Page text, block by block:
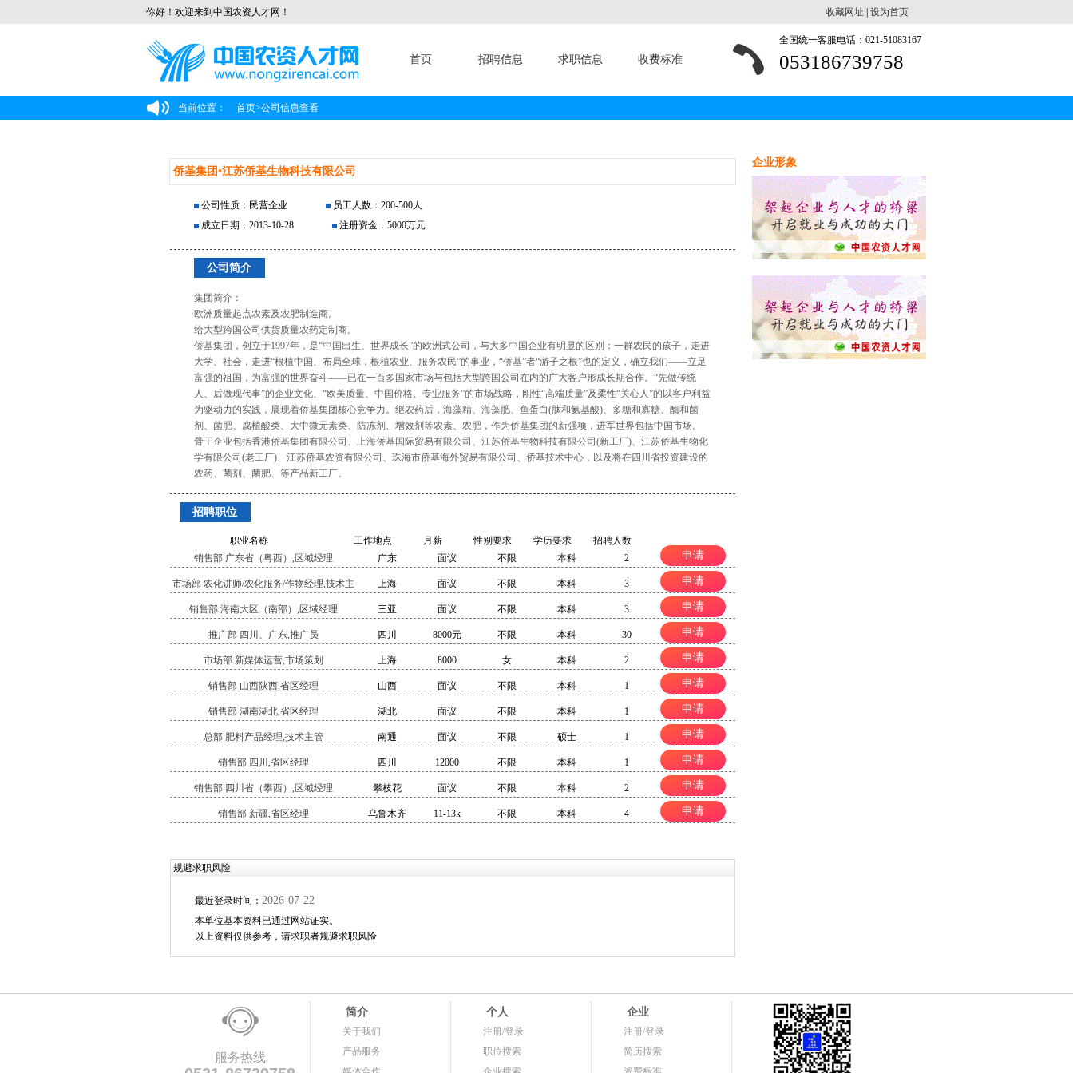
你好！欢迎来到中国农资人才网！ 收藏网址 设为首页
首页 招聘信息 求职信息 收费标准
全国统一客服电话：021-51083167
053186739758
当前位置： 首页>公司信息查看
侨基集团•江苏侨基生物科技有限公司
公司性质：民营企业
员工人数：200-500人
成立日期：2013-10-28
注册资金：5000万元
公司简介
集团简介：
欧洲质量起点农素及农肥制造商。
给大型跨国公司供货质量农药定制商。
侨基集团，创立于1997年，是“中国出生、世界成长”的欧洲式公司，与大多中国企业有明显的区别：一群农民的孩子，走进
大学、社会，走进“根植中国、布局全球，根植农业、服务农民”的事业，“侨基”者“游子之根”也的定义，确立我们——立足
富强的祖国，为富强的世界奋斗——已在一百多国家市场与包括大型跨国公司在内的广大客户形成长期合作。“先做传统
人、后做现代事”的企业文化、“欧美质量、中国价格、专业服务”的市场战略，刚性“高端质量”及柔性“关心人”的以客户利益
为驱动力的实践，展现着侨基集团核心竞争力。继农药后，海藻精、海藻肥、鱼蛋白(肽和氨基酸)、多糖和寡糖、酶和菌
剂、菌肥、腐植酸类、大中微元素类、防冻剂、增效剂等农素、农肥，作为侨基集团的新强项，进军世界包括中国市场。
骨干企业包括香港侨基集团有限公司、上海侨基国际贸易有限公司、江苏侨基生物科技有限公司(新工厂)、江苏侨基生物化
学有限公司(老工厂)、江苏侨基农资有限公司、珠海市侨基海外贸易有限公司、侨基技术中心，以及将在四川省投资建设的
农药、菌剂、菌肥、等产品新工厂。
招聘职位
职业名称 工作地点 月薪 性别要求 学历要求
招聘人数
销售部 广东省（粤西）,区域经理
广东 面议 不限 本科 2 申请
市场部 农化讲师/农化服务/作物经理,技术主
上海 面议 不限 本科 3 申请
销售部 海南大区（南部）,区域经理 三亚 面议 不限 本科 3 申请
推广部 四川、广东,推广员 四川 8000元 不限 本科 30 申请
市场部 新媒体运营,市场策划 上海 8000 女 本科 2 申请
销售部 山西陕西,省区经理 山西 面议 不限 本科 1 申请
销售部 湖南湖北,省区经理 湖北 面议 不限 本科 1 申请
总部 肥料产品经理,技术主管 南通 面议 不限 硕士 1 申请
销售部 四川,省区经理 四川 12000 不限 本科 1 申请
销售部 四川省（攀西）,区域经理 攀枝花 面议 不限 本科 2 申请
销售部 新疆,省区经理 乌鲁木齐 11-13k 不限 本科 4 申请
规避求职风险
最近登录时间： 2026-07-22
本单位基本资料已通过网站证实。
以上资料仅供参考，请求职者规避求职风险
企业形象
服务热线
简介
关于我们
产品服务
个人
注册/登录
职位搜索
企业
注册/登录
简历搜索